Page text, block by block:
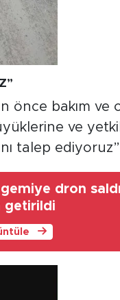
önce bakım ve
ve
talep
dron
getirildi